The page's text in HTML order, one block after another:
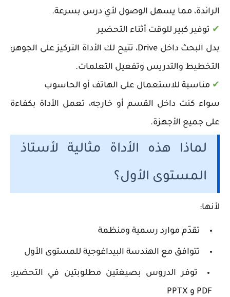
الرائدة، مما يسهل الوصول لأي درس بسرعة.
✔ توفير كبير للوقت أثناء التحضير
بدل البحث داخل Drive، تتيح لك الأداة التركيز على الجوهر:
التخطيط والتدريس وتفعيل التعلمات.
✔ مناسبة للاستعمال على الهاتف أو الحاسوب
سواء كنت داخل القسم أو خارجه، تعمل الأداة بكفاءة
على جميع الأجهزة.
لماذا هذه الأداة مثالية لأستاذ
المستوى الأول؟
لأنها:
تقدّم موارد رسمية ومنظمة
تتوافق مع الهندسة البيداغوجية للمستوى الأول
توفر الدروس بصيغتين مطلوبتين في التحضير:
PDF و PPTX